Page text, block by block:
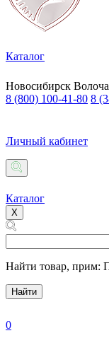
Каталог
Новосибирск
8 (800) 100-41-80 8
Личный кабинет
Каталог
X
Найти товар, прим:
Найти
0